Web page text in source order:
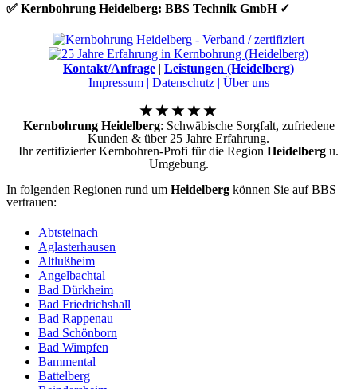
✅ Kernbohrung Heidelberg: BBS Technik GmbH ✓
Kontakt/Anfrage | Leistungen (Heidelberg)
Impressum | Datenschutz | Über uns
Kernbohrung Heidelberg: Schwäbische Sorgfalt, zufriedene
Kunden & über 25 Jahre Erfahrung.
Ihr zertifizierter Kernbohren-Profi für die Region Heidelberg u.
Umgebung.
In folgenden Regionen rund um Heidelberg können Sie auf BBS
vertrauen:
Abtsteinach
Aglasterhausen
Altlußheim
Angelbachtal
Bad Dürkheim
Bad Friedrichshall
Bad Rappenau
Bad Schönborn
Bad Wimpfen
Bammental
Battelberg